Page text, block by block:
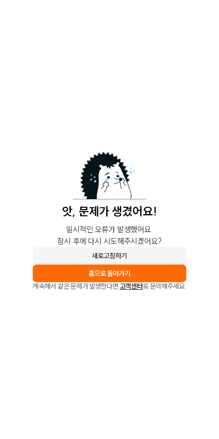
앗, 문제가 생겼어요!
일시적인 오류가 발생했어요.
잠시 후에 다시 시도해주시겠어요?
새로고침하기
홈으로 돌아가기
계속해서 같은 문제가 발생한다면 고객센터로 문의해주세요.